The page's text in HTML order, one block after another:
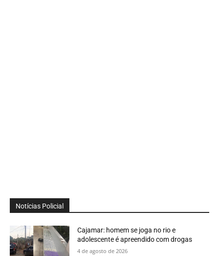
Notícias Policial
Cajamar: homem se joga no rio e
adolescente é apreendido com drogas
4 de agosto de 2026